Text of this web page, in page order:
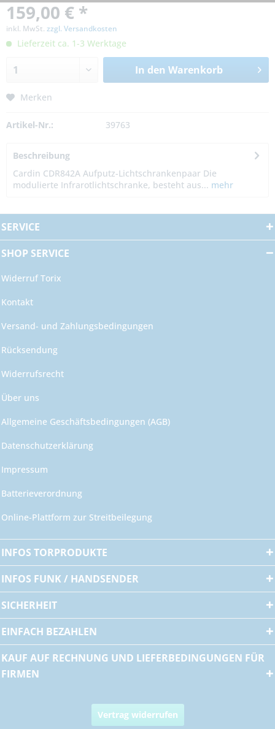
159,00 € *
inkl. MwSt. zzgl. Versandkosten
Lieferzeit ca. 1-3 Werktage
In den Warenkorb
Merken
Artikel-Nr.: 39763
Beschreibung
Cardin CDR842A Aufputz-Lichtschrankenpaar Die
modulierte Infrarotlichtschranke, besteht aus... mehr
SERVICE
SHOP SERVICE
Widerruf Torix
Kontakt
Versand- und Zahlungsbedingungen
Rücksendung
Widerrufsrecht
Über uns
Allgemeine Geschäftsbedingungen (AGB)
Datenschutzerklärung
Impressum
Batterieverordnung
Online-Plattform zur Streitbeilegung
INFOS TORPRODUKTE
INFOS FUNK / HANDSENDER
SICHERHEIT
EINFACH BEZAHLEN
KAUF AUF RECHNUNG UND LIEFERBEDINGUNGEN FÜR
FIRMEN
Vertrag widerrufen